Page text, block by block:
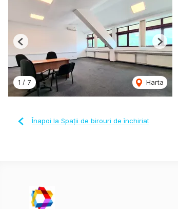
1 / 7 Harta
Previous Next
Înapoi la Spații de birouri de închiriat